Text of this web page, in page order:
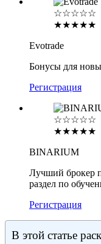
☆☆☆☆☆
★★★★★
Evotrade
Бонусы для
Регистрация
☆☆☆☆☆
★★★★★
BINARIUM
Лучший брокер
раздел по
Регистрация
В этой статье